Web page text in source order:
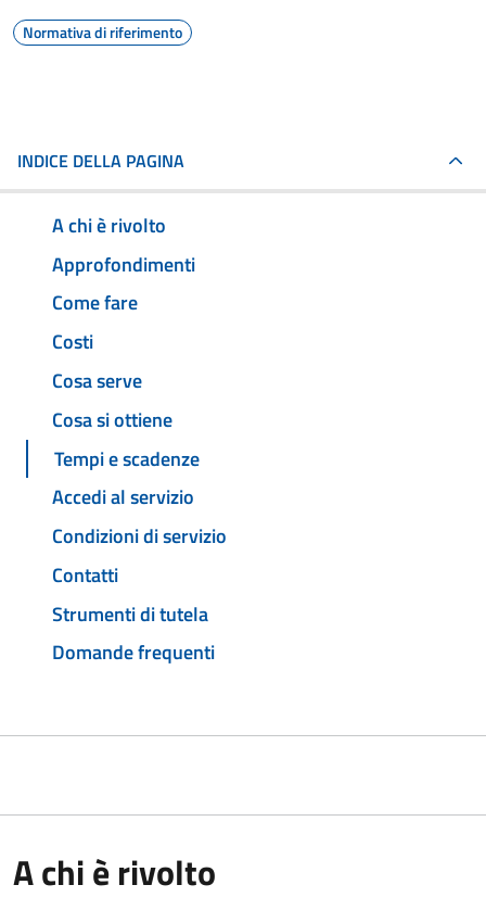
Normativa di riferimento
INDICE DELLA PAGINA
A chi è rivolto
Approfondimenti
Come fare
Costi
Cosa serve
Cosa si ottiene
Tempi e scadenze
Accedi al servizio
Condizioni di servizio
Contatti
Strumenti di tutela
Domande frequenti
A chi è rivolto